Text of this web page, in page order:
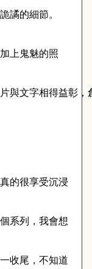
譎的細節。
上鬼魅的照
與文字相得益彰
的很享受沉浸
系列，我會想
收尾，不知道